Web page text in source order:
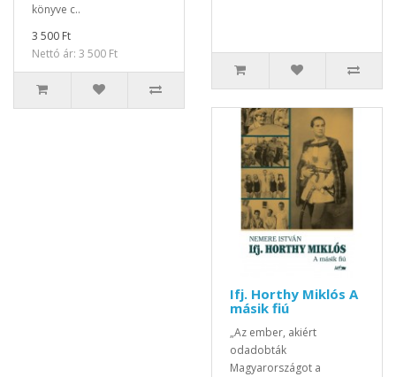
könyve c..
3 500 Ft
Nettó ár: 3 500 Ft
Ifj. Horthy Miklós A
másik fiú
„Az ember, akiért
odadobták
Magyarországot a